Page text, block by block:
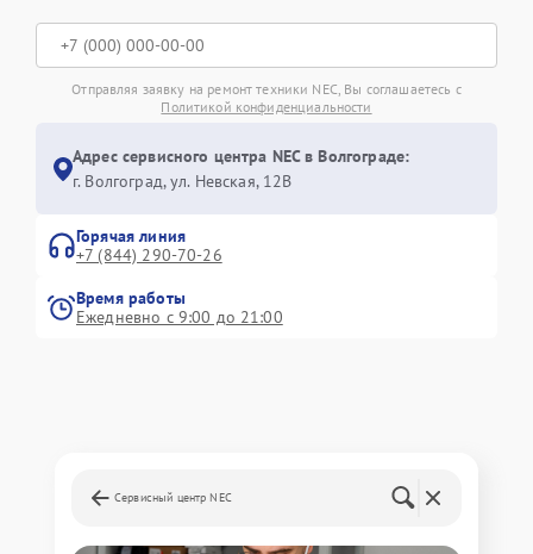
Отправляя заявку на ремонт техники NEC, Вы соглашаетесь с
Политикой конфиденциальности
Адрес сервисного центра NEC в Волгограде:
г. Волгоград, ул. Невская, 12В
Горячая линия
+7 (844) 290-70-26
Время работы
Ежедневно с 9:00 до 21:00
Сервисный центр NEC